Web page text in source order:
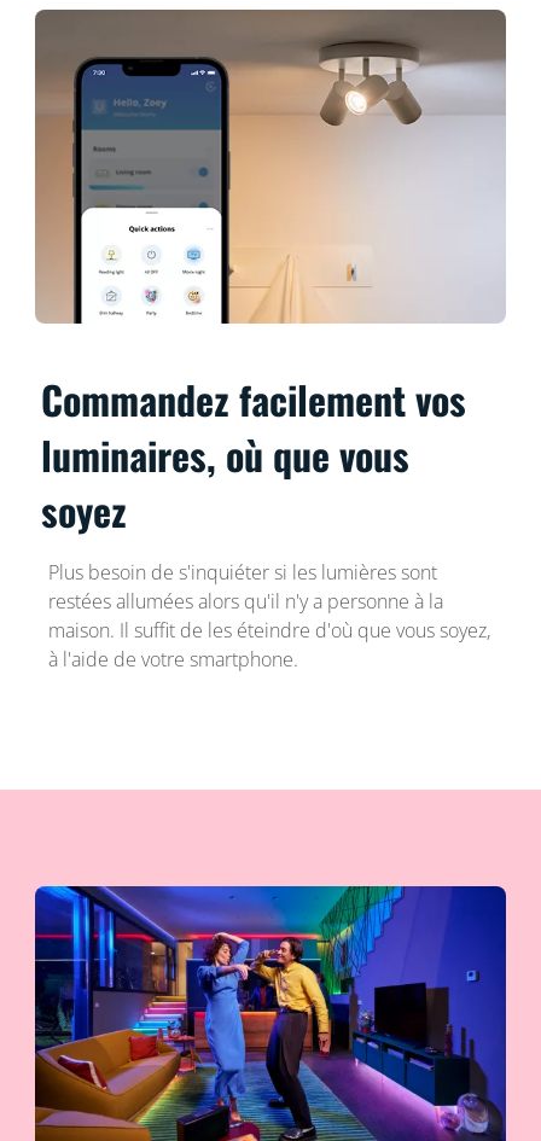
Commandez facilement vos
luminaires, où que vous
soyez
Plus besoin de s'inquiéter si les lumières sont
restées allumées alors qu'il n'y a personne à la
maison. Il suffit de les éteindre d'où que vous soyez,
à l'aide de votre smartphone.